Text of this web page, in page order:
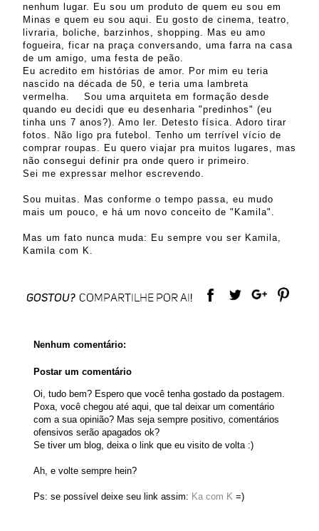
nenhum lugar. Eu sou um produto de quem eu sou em
Minas e quem eu sou aqui. Eu gosto de cinema, teatro,
livraria, boliche, barzinhos, shopping. Mas eu amo
fogueira, ficar na praça conversando, uma farra na casa
de um amigo, uma festa de peão.
Eu acredito em histórias de amor. Por mim eu teria
nascido na década de 50, e teria uma lambreta
vermelha. Sou uma arquiteta em formação desde
quando eu decidi que eu desenharia "predinhos" (eu
tinha uns 7 anos?). Amo ler. Detesto física. Adoro tirar
fotos. Não ligo pra futebol. Tenho um terrível vício de
comprar roupas. Eu quero viajar pra muitos lugares, mas
não consegui definir pra onde quero ir primeiro.
Sei me expressar melhor escrevendo.
Sou muitas. Mas conforme o tempo passa, eu mudo
mais um pouco, e há um novo conceito de "Kamila".
Mas um fato nunca muda: Eu sempre vou ser Kamila,
Kamila com K.
Nenhum comentário:
Postar um comentário
Oi, tudo bem? Espero que você tenha gostado da postagem.
Poxa, você chegou até aqui, que tal deixar um comentário
com a sua opinião? Mas seja sempre positivo, comentários
ofensivos serão apagados ok?
Se tiver um blog, deixa o link que eu visito de volta :)
Ah, e volte sempre hein?
Ps: se possível deixe seu link assim: Ka com K =)